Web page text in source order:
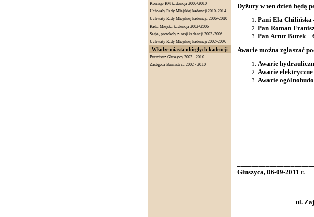
Komisje RM kadencja 2006÷2010
Uchwały Rady Miejskiej kadencji 2010÷2014
Uchwały Rady Miejskiej kadencja 2006÷2010
Rada Miejska kadencja 2002÷2006
Sesje, protokoły z sesji kadencji 2002÷2006
Uchwały Rady Miejskiej kadencji 2002÷2006
Władze miasta ubiegłych kadencji
Burmistrz Głuszycy 2002 - 2010
Zastępca Burmistrza 2002 - 2010
Dyżury w ten dzień będą
Pani Ela Chilińska
Pan Roman
Pan Artur Burek –
Awarie można zgłaszać
Awarie
Awarie elektryczne
Awarie
Głuszyca, 06-09-2011 r.
ul.